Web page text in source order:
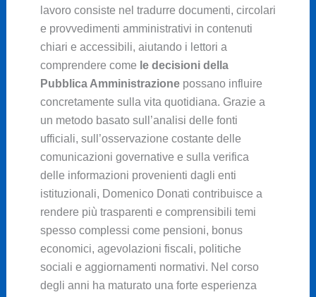
lavoro consiste nel tradurre documenti, circolari
e provvedimenti amministrativi in contenuti
chiari e accessibili, aiutando i lettori a
comprendere come le decisioni della
Pubblica Amministrazionepossano influire
concretamente sulla vita quotidiana. Grazie a
un metodo basato sull’analisi delle fonti
ufficiali, sull’osservazione costante delle
comunicazioni governative e sulla verifica
delle informazioni provenienti dagli enti
istituzionali, Domenico Donati contribuisce a
rendere più trasparenti e comprensibili temi
spesso complessi come pensioni, bonus
economici, agevolazioni fiscali, politiche
sociali e aggiornamenti normativi. Nel corso
degli anni ha maturato una forte esperienza